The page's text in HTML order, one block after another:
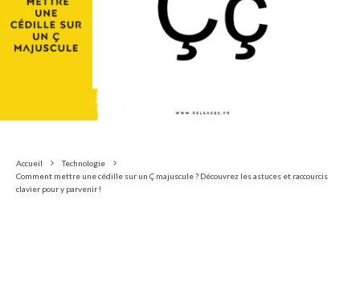
Accueil
Technologie
Comment mettre une cédille sur un Ç majuscule ? Découvrez les astuces et raccourcis
clavier pour y parvenir !